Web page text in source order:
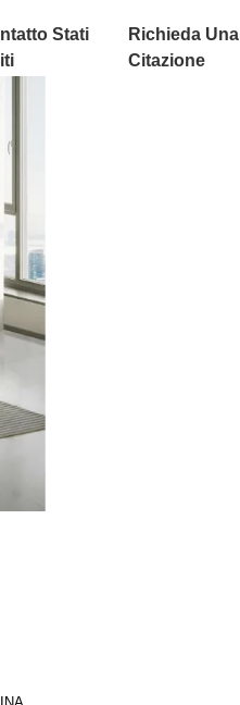
Stati
Richieda Una
Citazione